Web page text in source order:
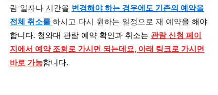
람 일자나 시간을 변경해야 하는 경우에도 기존의 예약을
전체 취소를 하시고 다시 원하는 일정으로 재 예약을 해야
합니다. 청와대 관람 예약 확인과 취소는 관람 신청 페이
지에서 예약 조회로 가시면 되는데요, 아래 링크로 가시면
바로 가능합니다.